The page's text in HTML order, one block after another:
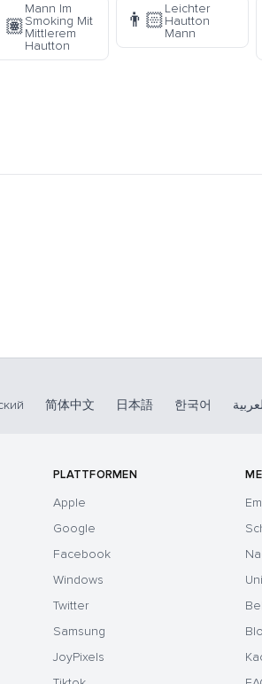
Mann Im
Smoking Mit
Mittlerem
Hautton
👨🏻
Leichter
Hautton
Mann
简体中文 日本語 한국어
PLATTFORMEN
Apple
Google
Facebook
Windows
Twitter
Samsung
JoyPixels